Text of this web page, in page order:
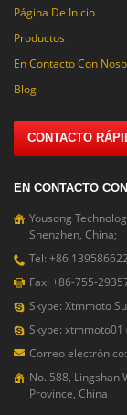
Página De Inicio
Productos
En Contacto Con
Blog
CONTACTO
EN CONTACTO
Yousong
Shenzhen, China;
Tel: +86
Fax: +86-755-
Skype: Xtmmoto
Skype: xtmmoto01
Correo
No. 588, Lingshan
Province, China